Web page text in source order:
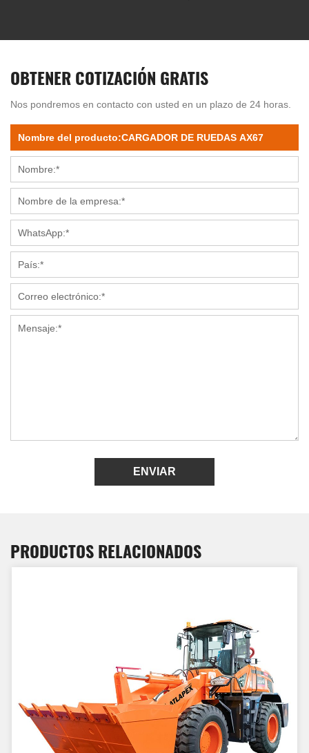
OBTENER COTIZACIÓN GRATIS
Nos pondremos en contacto con usted en un plazo de 24 horas.
ENVIAR
PRODUCTOS RELACIONADOS